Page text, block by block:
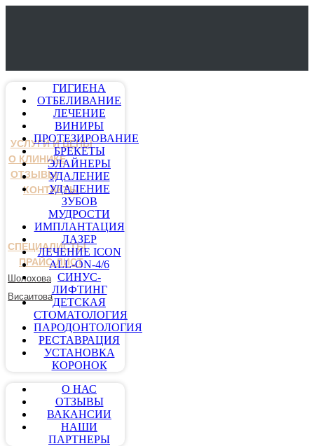
УСЛУГИ И ЦЕНЫ
О КЛИНИКЕ
ОТЗЫВЫ
КОНТАКТЫ
СПЕЦИАЛИСТЫ
ПРАЙС-ЛИСТ
Шолохова
Висаитова
ГИГИЕНА
ОТБЕЛИВАНИЕ
ЛЕЧЕНИЕ
ВИНИРЫ
ПРОТЕЗИРОВАНИЕ
БРЕКЕТЫ
ЭЛАЙНЕРЫ
УДАЛЕНИЕ
УДАЛЕНИЕ
ЗУБОВ
МУДРОСТИ
ИМПЛАНТАЦИЯ
ЛАЗЕР
ЛЕЧЕНИЕ ICON
ALL-ON-4/6
СИНУС-
ЛИФТИНГ
ДЕТСКАЯ
СТОМАТОЛОГИЯ
ПАРОДОНТОЛОГИЯ
РЕСТАВРАЦИЯ
УСТАНОВКА
КОРОНОК
О НАС
ОТЗЫВЫ
ВАКАНСИИ
НАШИ
ПАРТНЕРЫ